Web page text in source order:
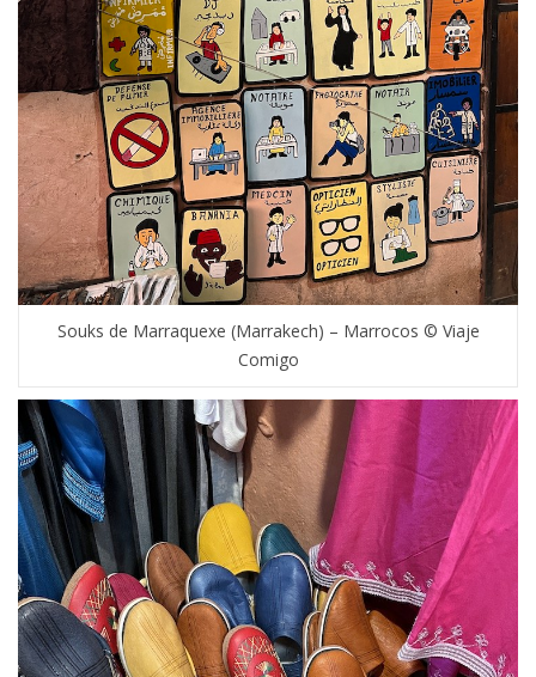
Souks de Marraquexe (Marrakech) – Marrocos © Viaje
Comigo